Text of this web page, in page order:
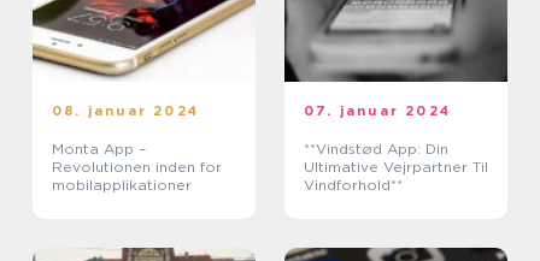
08. januar 2024
Monta App –
Revolutionen inden for
mobilapplikationer
07. januar 2024
**Vindstød App: Din
Ultimative Vejrpartner Til
Vindforhold**